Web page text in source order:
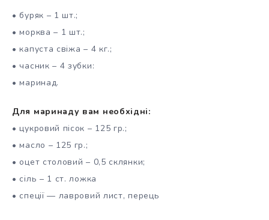
• буряк – 1 шт.;
• морква – 1 шт.;
• капуста свіжа – 4 кг.;
• часник – 4 зубки:
• маринад.
Для маринаду вам необхідні:
• цукровий пісок – 125 гр.;
• масло – 125 гр.;
• оцет столовий – 0,5 склянки;
• сіль – 1 ст. ложка
• спеції — лавровий лист, перець